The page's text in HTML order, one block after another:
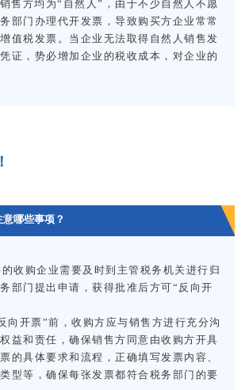
售方均为“自然人”，由于不少自然人不愿
部门办理代开发票，导致购买方企业常常
值税发票。当企业无法取得自然人销售发
证，势必增加企业的税收成本，对企业的
哪些事项？
收购企业需要及时到主管税务机关进行归
部门提出申请，获得批准后方可“反向开
向开票”前，收购方应与销售方进行充分沟
益和责任，确保销售方同意由收购方开具
的具体要求和流程，正确填写发票内容、
型等，确保每张发票都符合税务部门的要